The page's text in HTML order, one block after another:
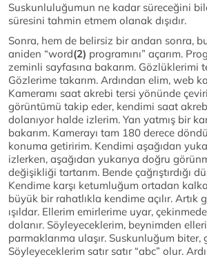
Suskunluluğumun ne kadar süreceğini
süresini tahmin etmem olanak dışıdır.
Sonra, hem de belirsiz bir andan sonra,
aniden “word(2) programını” açarım.
zeminli sayfasına bakarım. Gözlüklerimi
Gözlerime takarım. Ardından elim, web
Kameramı saat akrebi tersi yönünde
görüntümü takip eder, kendimi saat
dolanıyor halde izlerim. Yan yatmış bir
bakarım. Kamerayı tam 180 derece
konuma getiririm. Kendimi aşağıdan
izlerken, aşağıdan yukarıya doğru
değişikliği tartarım. Bende çağrıştırdığı
Kendime karşı ketumluğum ortadan
büyük bir rahatlıkla kendime açılır. Artık
ışıldar. Ellerim emirlerime uyar,
dolanır. Söyleyeceklerim, beynimden
parmaklarıma ulaşır. Suskunluğum
Söyleyeceklerim satır satır “abc” olur.